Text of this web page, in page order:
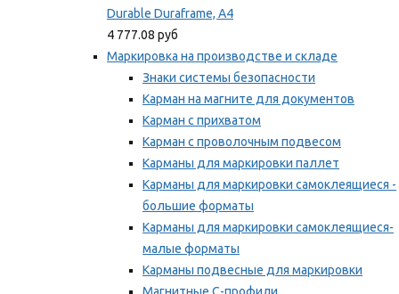
Durable Duraframe, А4
4 777.08 руб
Маркировка на производстве и складе
Знаки системы безопасности
Карман на магните для документов
Карман с прихватом
Карман с проволочным подвесом
Карманы для маркировки паллет
Карманы для маркировки самоклеящиеся -
большие форматы
Карманы для маркировки самоклеящиеся-
малые форматы
Карманы подвесные для маркировки